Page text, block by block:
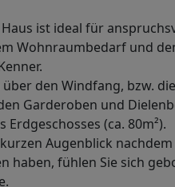
Haus ist ideal für
Wohnraumbedarf und
über den Windfang, bzw. die
Garderoben und
Erdgeschosses (ca. 80m²).
Augenblick nachdem
haben, fühlen Sie sich